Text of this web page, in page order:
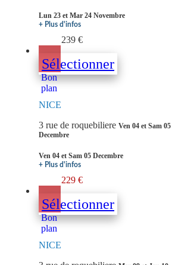
Lun 23 et Mar 24 Novembre
+ Plus d'infos
239 €
Sélectionner
Bon
plan
NICE
3 rue de roquebiliere Ven 04 et Sam 05
Decembre
Ven 04 et Sam 05 Decembre
+ Plus d'infos
229 €
Sélectionner
Bon
plan
NICE